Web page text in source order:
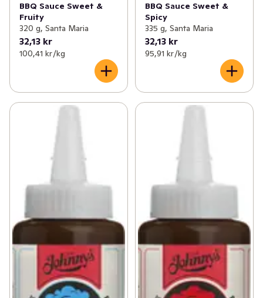
BBQ Sauce Sweet &
Fruity
320 g, Santa Maria
32,13 kr
100,41 kr /kg
BBQ Sauce Sweet &
Spicy
335 g, Santa Maria
32,13 kr
95,91 kr /kg